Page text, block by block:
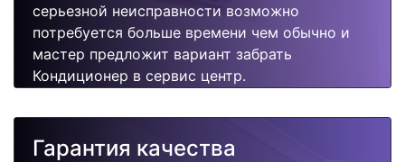
серьезной неисправности возможно
потребуется больше времени чем обычно и
мастер предложит вариант забрать
Кондиционер в сервис центр.
Гарантия качества